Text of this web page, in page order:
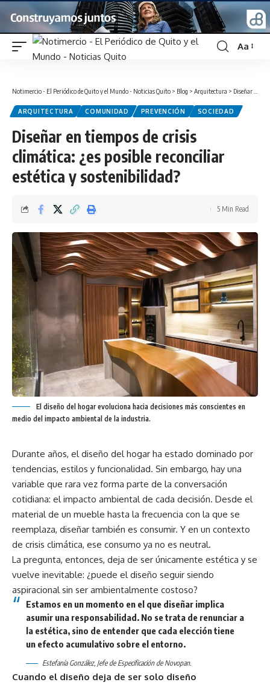
Font
Aa
Notimercio - El Periódico de Quito y el Mundo - Noticias Quito > Blog > Arquitectura > Diseñar en tiempos de crisis climática: ¿es posible reconciliar estética y sostenibilidad?
ARQUITECTURA COMUNIDAD PREVENCIÓN SOCIEDAD
Diseñar en tiempos de crisis
climática: ¿es posible reconciliar
estética y sostenibilidad?
5 Min Read
El diseño del hogar evoluciona hacia decisiones más conscientes en
medio del impacto ambiental de la industria.
Durante años, el diseño del hogar ha estado dominado por
tendencias, estilos y funcionalidad. Sin embargo, hay una
variable que rara vez forma parte de la conversación
cotidiana: el impacto ambiental de cada decisión. Desde el
material de un mueble hasta la frecuencia con la que se
reemplaza, diseñar también es consumir. Y en un contexto
de crisis climática, ese consumo ya no es neutral.
La pregunta, entonces, deja de ser únicamente estética y se
vuelve inevitable: ¿puede el diseño seguir siendo
aspiracional sin ser ambientalmente costoso?
Estamos en un momento en el que diseñar implica
asumir una responsabilidad. No se trata de renunciar a
la estética, sino de entender que cada elección tiene
un efecto acumulativo sobre el entorno.
Estefanía González, Jefe de Especificación de Novopan.
Cuando el diseño deja de ser solo diseño